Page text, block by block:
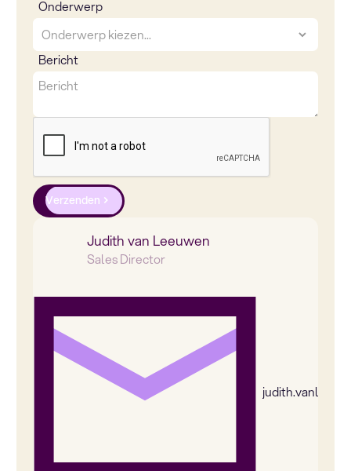
Judith van Leeuwen
Sales Director
Onderwerp
Bericht
Verzenden